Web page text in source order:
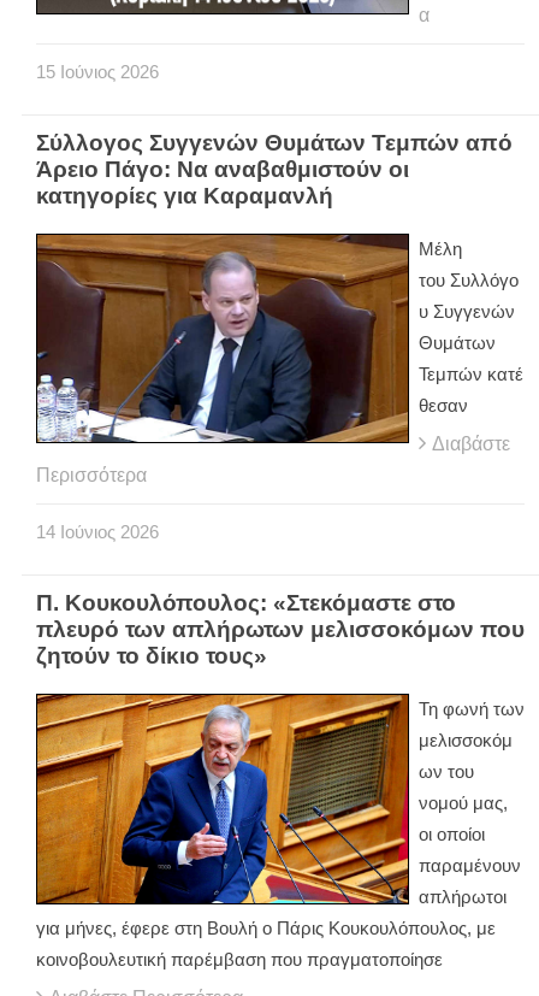
α
15 Ιούνιος 2026
Σύλλογος Συγγενών Θυμάτων Τεμπών από
Άρειο Πάγο: Να αναβαθμιστούν οι
κατηγορίες για Καραμανλή
Μέλη
του Συλλόγο
υ Συγγενών
Θυμάτων
Τεμπών κατέ
θεσαν
Διαβάστε
Περισσότερα
14 Ιούνιος 2026
Π. Κουκουλόπουλος: «Στεκόμαστε στο
πλευρό των απλήρωτων μελισσοκόμων που
ζητούν το δίκιο τους»
Τη φωνή των
μελισσοκόμ
ων του
νομού μας,
οι οποίοι
παραμένουν
απλήρωτοι
για μήνες, έφερε στη Βουλή ο Πάρις Κουκουλόπουλος, με
κοινοβουλευτική παρέμβαση που πραγματοποίησε